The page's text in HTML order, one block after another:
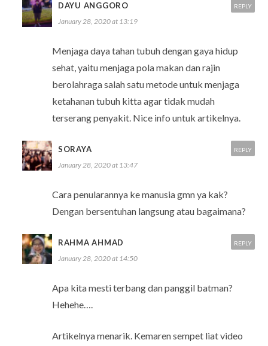
DAYU ANGGORO
January 28, 2020 at 13:19
Menjaga daya tahan tubuh dengan gaya hidup
sehat, yaitu menjaga pola makan dan rajin
berolahraga salah satu metode untuk menjaga
ketahanan tubuh kitta agar tidak mudah
terserang penyakit. Nice info untuk artikelnya.
REPLY
SORAYA
January 28, 2020 at 13:47
Cara penularannya ke manusia gmn ya kak?
Dengan bersentuhan langsung atau bagaimana?
REPLY
RAHMA AHMAD
January 28, 2020 at 14:50
Apa kita mesti terbang dan panggil batman?
Hehehe….
Artikelnya menarik. Kemaren sempet liat video
REPLY